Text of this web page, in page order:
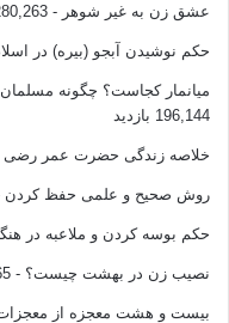
عشق زن به غیر شوهر - 280,263 بازدید
حکم نوشیدن آبجو (بیره) در
میانمار کجاست؟ چگونه
196,144 بازدید
خلاصه زندگی حضرت عمر رضی
روش صحیح و علمی حفظ کردن
حکم بوسه کردن و ملاعبه در
نصیب زن در بهشت چیست؟ - 152,965 بازدید
بیست و هشت معجزه از